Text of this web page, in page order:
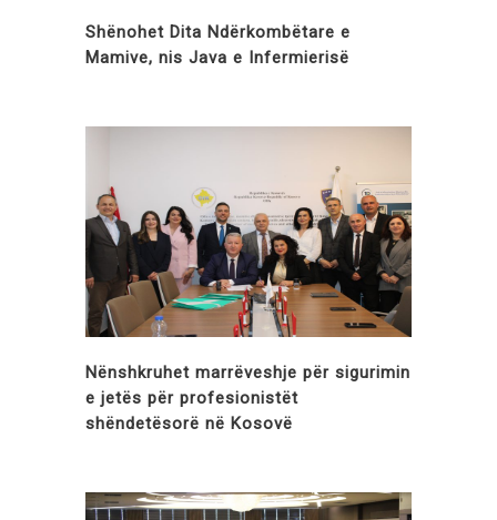
Shënohet Dita Ndërkombëtare e
Mamive, nis Java e Infermierisë
Nënshkruhet marrëveshje për sigurimin
e jetës për profesionistët
shëndetësorë në Kosovë